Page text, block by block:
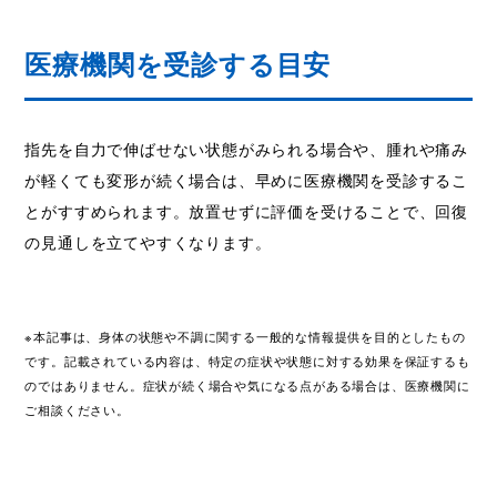
医療機関を受診する目安
指先を自力で伸ばせない状態がみられる場合や、腫れや痛み
が軽くても変形が続く場合は、早めに医療機関を受診するこ
とがすすめられます。放置せずに評価を受けることで、回復
の見通しを立てやすくなります。
※本記事は、身体の状態や不調に関する一般的な情報提供を目的としたもの
です。記載されている内容は、特定の症状や状態に対する効果を保証するも
のではありません。症状が続く場合や気になる点がある場合は、医療機関に
ご相談ください。